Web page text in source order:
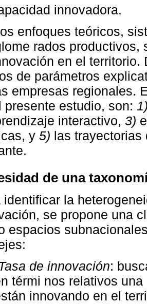
innovadora.
enfoques teóricos,
rados productivos,
en el
de parámetros
empresas regionales.
presente estudio, son:
interactivo, 3)
y 5) las trayectorias
de una
identificar la
se propone una
espacios
de innovación:
térmi nos relativos
innovando en el